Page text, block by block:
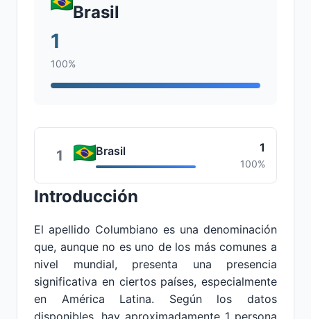
Brasil
1
100%
1 Brasil 1
100%
Introducción
El apellido Columbiano es una denominación
que, aunque no es uno de los más comunes a
nivel mundial, presenta una presencia
significativa en ciertos países, especialmente
en América Latina. Según los datos
disponibles, hay aproximadamente 1 persona